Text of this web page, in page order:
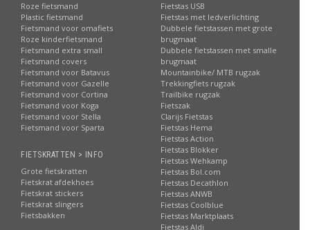
Roze fietsmand
Plastic fietsmand
Fietsmand voor omafiets
Roze kinderfietsmand
Fietsmand extra small
Fietsmand covers
Fietsmand voor Batavus
Fietsmand voor Gazelle
Fietsmand voor Cortina
Fietsmand voor Koga
Fietsmand voor Stella
Fietsmand voor Sparta
FIETSKRATTEN > INFO
Grote fietskratten
Fietskrat afdekhoes
Fietskrat stickers
Fietskrat slingers
Fietsbakken
Fietstas USB
Fietstas met ledverlichting
Dubbele fietstassen met grote
brugmaat
Dubbele fietstassen met smalle
brugmaat
Mountainbike/ MTB rugzak
Trekkingfiets rugzak
Trailbike rugzak
Fietszak
Clarijs Fietstas
Fietstas Hema
Fietstas Action
Fietstas Blokker
Fietstas Wehkamp
Fietstas Bol.com
Fietstas Decathlon
Fietstas ANWB
Fietstas Coolblue
Fietstas Marktplaats
Fietstas Aldi